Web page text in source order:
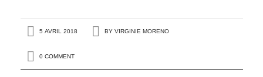
5 AVRIL 2018 BY VIRGINIE MORENO
0 COMMENT